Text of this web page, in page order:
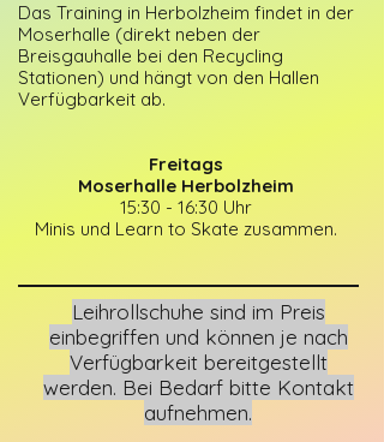
Das Training in Herbolzheim findet in der
Moserhalle (direkt neben der
Breisgauhalle bei den Recycling
Stationen) und hängt von den Hallen
Verfügbarkeit ab.
Freitags
Moserhalle Herbolzheim
15:30 - 16:30 Uhr
Minis und Learn to Skate zusammen.
Leihrollschuhe sind im Preis
einbegriffen und können je nach
Verfügbarkeit bereitgestellt
werden. Bei Bedarf bitte Kontakt
aufnehmen.